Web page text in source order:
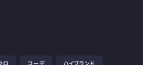
ロ コーデ ハイブランド